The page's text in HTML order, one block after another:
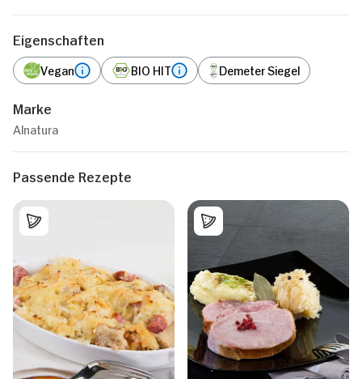
Eigenschaften
Vegan BIO HIT Demeter Siegel
Marke
Alnatura
Passende Rezepte